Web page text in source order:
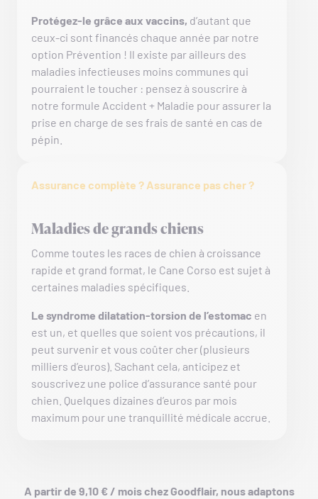
Protégez-le grâce aux vaccins, d’autant que
ceux-ci sont financés chaque année par notre
option Prévention ! Il existe par ailleurs des
maladies infectieuses moins communes qui
pourraient le toucher : pensez à souscrire à
notre formule Accident + Maladie pour assurer la
prise en charge de ses frais de santé en cas de
pépin.
Assurance complète ? Assurance pas cher ?
Maladies de grands chiens
Comme toutes les races de chien à croissance
rapide et grand format, le Cane Corso est sujet à
certaines maladies spécifiques.
Le syndrome dilatation-torsion de l’estomac en
est un, et quelles que soient vos précautions, il
peut survenir et vous coûter cher (plusieurs
milliers d’euros). Sachant cela, anticipez et
souscrivez une police d’assurance santé pour
chien. Quelques dizaines d’euros par mois
maximum pour une tranquillité médicale accrue.
A partir de 9,10 € / mois chez Goodflair, nous adaptons